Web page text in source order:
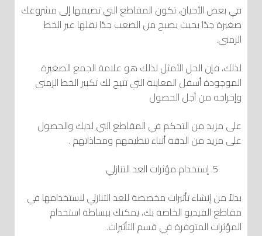
في بعض الأحيان، تكون المقاطع التي تضيفها إلى مشروعك
صغيرة جدًا بحيث يصبح من الصعب جدًا نقلها عبر الخط
الزمني.
لذلك، فإن الحل الأمثل لذلك هو علامة الجمع الصغيرة
الموجودة أسفل المعاينة التي تتيح لك تكبير الخط الزمني
وإخراجه من أجل الحصول
على مزيد من التحكم في المقاطع التي لديك والحصول
على مزيد من الدقة أثناء تنظيمهم ومحاذاتهم .
إستخدام مؤثرات العد التنازلي
بدلاً من إنشاء تأثيرات مخصصة للعد التنازلي لاستخدامها في
مقاطع الفيديو الخاصة بك، يمكنك ببساطة استخدام
المؤثرات المتوفرة في قسم التأثيرات.